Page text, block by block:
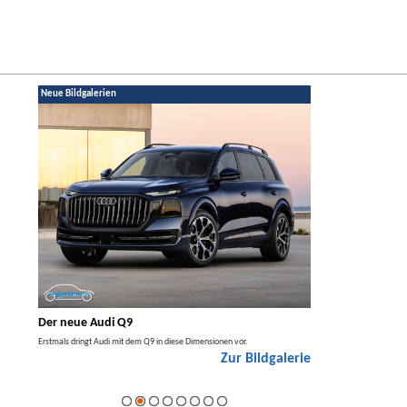
Neue Bildgalerien
Der neue Audi Q9
Erstmals dringt Audi mit dem Q9 in diese Dimensionen vor.
Zur Bildgalerie